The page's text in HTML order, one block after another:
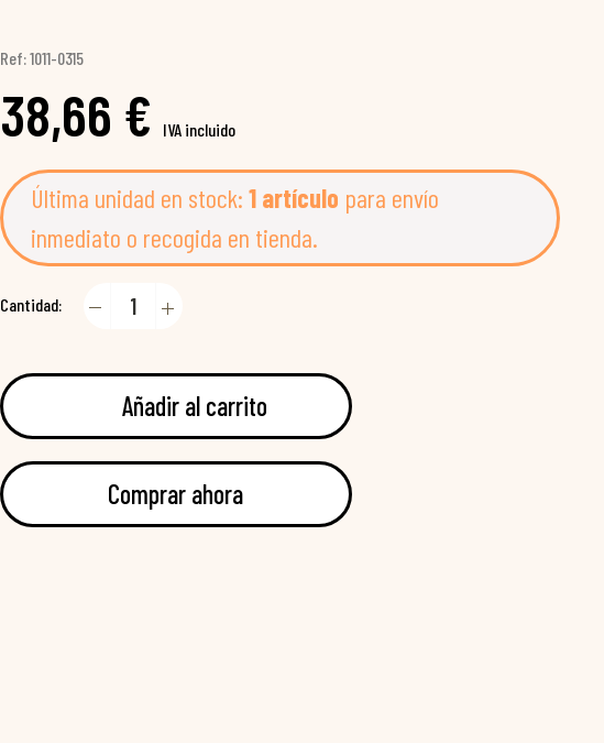
Ref: 1011-0315
38,66 € IVA incluido
Última unidad en stock: 1 artículo para envío
inmediato o recogida en tienda.
Cantidad:
Añadir al carrito
Comprar ahora